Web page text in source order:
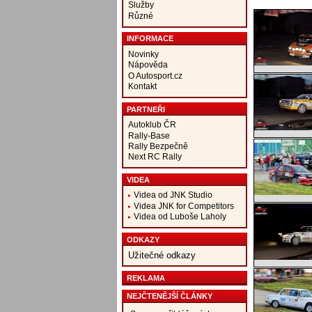
Služby
Různé
INFORMACE
Novinky
Nápověda
O Autosport.cz
Kontakt
PARTNEŘI
Autoklub ČR
Rally-Base
Rally Bezpečně
Next RC Rally
VIDEA
Videa od JNK Studio
Videa JNK for Competitors
Videa od Luboše Laholy
ODKAZY
Užitečné odkazy
REKLAMA
NEJČTENĚJŠÍ ČLÁNKY